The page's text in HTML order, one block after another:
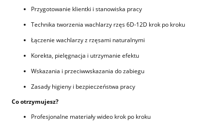
Przygotowanie klientki i stanowiska pracy
Technika tworzenia wachlarzy rzęs 6D-12D krok po kroku
Łączenie wachlarzy z rzęsami naturalnymi
Korekta, pielęgnacja i utrzymanie efektu
Wskazania i przeciwwskazania do zabiegu
Zasady higieny i bezpieczeństwa pracy
Co otrzymujesz?
Profesjonalne materiały wideo krok po kroku